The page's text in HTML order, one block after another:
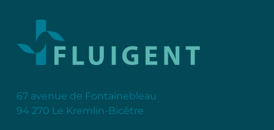
67 avenue de Fontainebleau
94 270 Le Kremlin-Bicêtre